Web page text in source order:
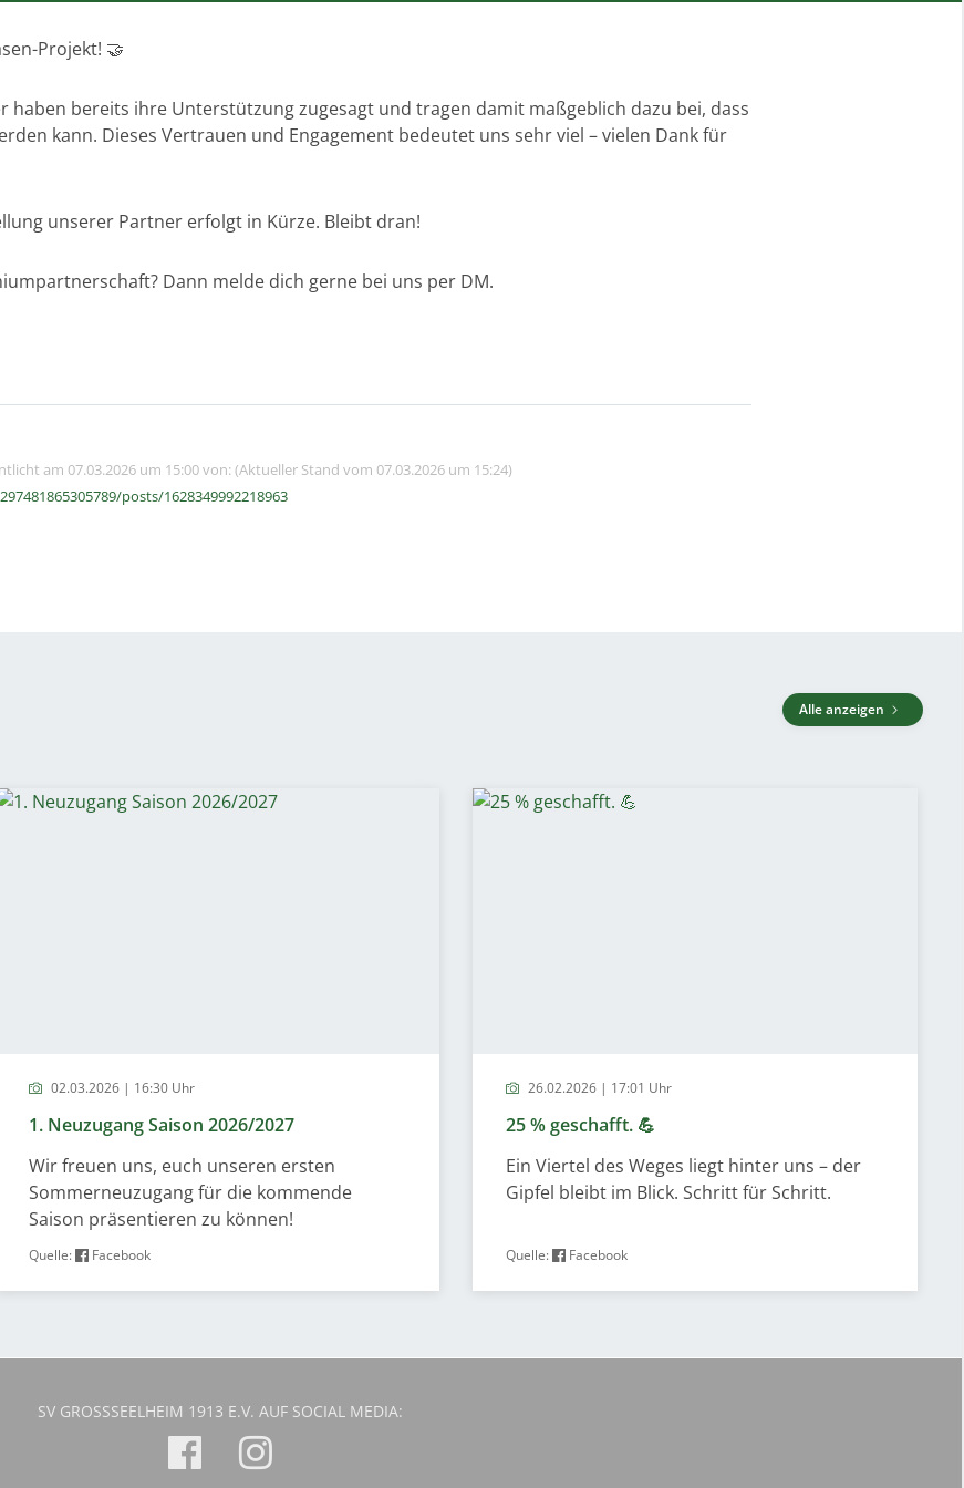
Projekt! 🤝
haben bereits ihre Unterstützung zugesagt und tragen damit maßgeblich dazu bei, dass
kann. Dieses Vertrauen und Engagement bedeutet uns sehr viel – vielen Dank für
unserer Partner erfolgt in Kürze. Bleibt dran!
Dann melde dich gerne bei uns per DM.
am 07.03.2026 um 15:00 von: (Aktueller Stand vom 07.03.2026 um 15:24)
posts/1628349992218963
Alle anzeigen
02.03.2026 | 16:30 Uhr
1. Neuzugang Saison 2026/2027
Wir freuen uns, euch unseren ersten
Sommerneuzugang für die kommende
Saison präsentieren zu können!
Quelle: Facebook
26.02.2026 | 17:01 Uhr
25 % geschafft. 💪
Ein Viertel des Weges liegt hinter uns – der
Gipfel bleibt im Blick. Schritt für Schritt.
Quelle: Facebook
SV GROSSSEELHEIM 1913 E.V. AUF SOCIAL MEDIA: